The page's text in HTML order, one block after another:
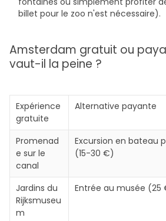
billet pour le zoo n'est nécessaire).
Amsterdam gratuit ou
vaut-il la peine ?
Expérience
gratuite
Alternative payante
Promenad
e sur le
canal
Excursion en bateau
(15-30 €)
Jardins du
Rijksmuseu
m
Entrée au musée (25